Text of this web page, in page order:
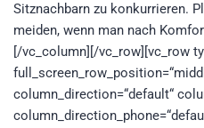
Sitznachbarn zu konkurrieren.
meiden, wenn man nach
[/vc_column][/vc_row][vc_row
column_direction=“default“